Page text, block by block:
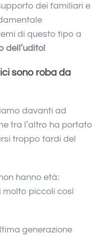
dei familiari e
di questo tipo a
dell’udito!
sono roba da
davanti ad
tra l’altro ha portato
troppo tardi del
hanno età:
molto piccoli così
generazione